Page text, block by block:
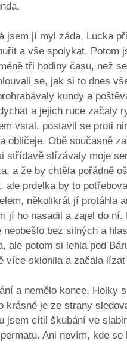
jsem jí myl záda, Lucka
a vše spolykat. Potom
tři hodiny času, než
se, jak si to dnes
kundy a
a jejich ruce začaly
vstal, postavil se proti
obličeje. Obě současně
střídavě slízávaly moje
a že by chtěla pořádně
ale prdelka by to
několikrát jí protáhla
jí ho nasadil a zajel do
neobešlo bez silných a
ale potom si lehla pod
více sklonila a začala lízat
a nemělo konce. Holky
krásné je ze strany
jsem cítil škubání ve
Ani nevím, kde